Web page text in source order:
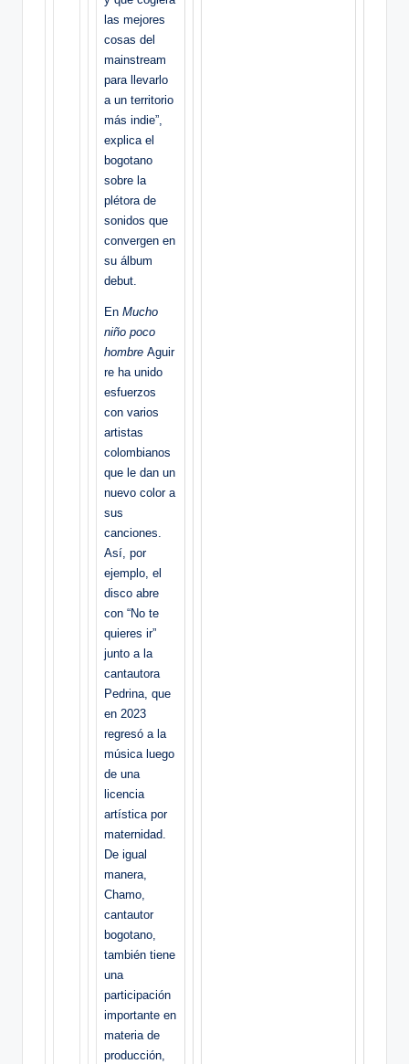
las mejores
cosas del
mainstream
para llevarlo
a un territorio
más indie”,
explica el
bogotano
sobre la
plétora de
sonidos que
convergen en
su álbum
debut.
En Mucho
niño poco
hombre Aguir
re ha unido
esfuerzos
con varios
artistas
colombianos
que le dan un
nuevo color a
sus
canciones.
Así, por
ejemplo, el
disco abre
con “No te
quieres ir”
junto a la
cantautora
Pedrina, que
en 2023
regresó a la
música luego
de una
licencia
artística por
maternidad.
De igual
manera,
Chamo,
cantautor
bogotano,
también tiene
una
participación
importante en
materia de
producción,